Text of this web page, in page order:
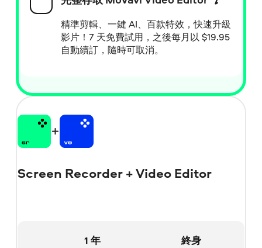
精準剪輯、一鍵 AI、百款特效，快速升級
影片！7 天免費試用，之後每月以$19.95
自動續訂，隨時可取消。
Screen Recorder + Video Editor
1 年 終身